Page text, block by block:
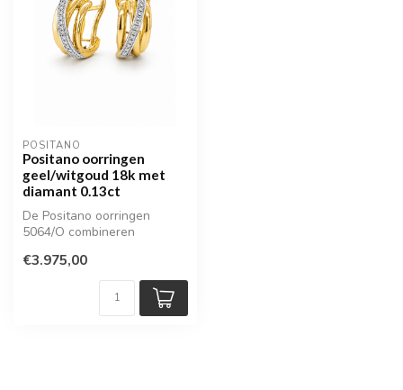
POSITANO
Positano oorringen
geel/witgoud 18k met
diamant 0.13ct
De Positano oorringen
5064/O combineren
krachtig lijne...
€3.975,00